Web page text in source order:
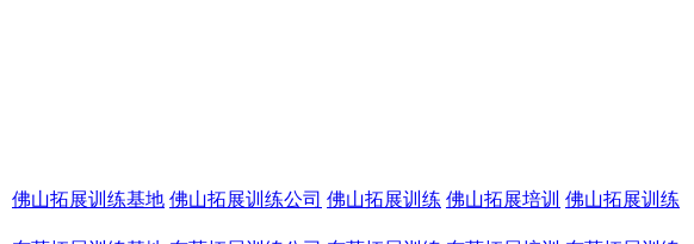
佛山拓展训练基地 佛山拓展训练公司 佛山拓展训练 佛山拓展培训 佛山拓展训练